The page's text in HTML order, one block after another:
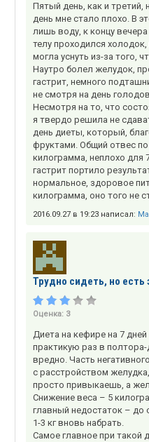
Пятый день, как и третий,
день мне стало плохо. В
лишь воду, к концу
телу проходился
могла уснуть из-за того,
Наутро болел желудок,
гастрит, немного
не смотря на день
Несмотря на то, что
я твердо решила не
день диеты, который,
фруктами. Общий отвес по
килограмма, неплохо для
гастрит портило
нормальное, здоровое
килограмма, оно того не
2016.09.27 в 19:23 написал:
Трудно сидеть, но есть
Оценка: 3
Диета на кефире на 7
практикую раз в
вредно. Часть
с расстройством
просто привыкаешь, а
Снижение веса – 5
главный недостаток –
1-3 кг вновь набрать.
Самое главное при такой